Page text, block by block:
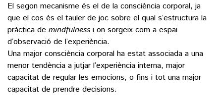
VEURE TOTES
LLIBRES
CALAIX
VEURE TOTES
FOTOGALERIES
9MAGAZÍN
AGENDA
BLOGOSFERA
El segon mecanisme és el de la consciència corporal, ja
que el cos és el tauler de joc sobre el qual s’estructura la
pràctica de mindfulness i on sorgeix com a espai
d’observació de l’experiència.
Una major consciència corporal ha estat associada a una
menor tendència a jutjar l’experiència interna, major
capacitat de regular les emocions, o fins i tot una major
capacitat de prendre decisions.